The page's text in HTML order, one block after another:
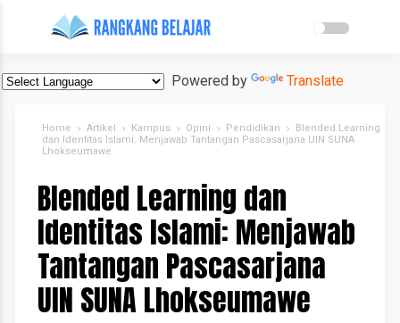
Powered by Translate
Home Artikel Kampus Opini Pendidikan
Blended Learning
dan Identitas Islami: Menjawab Tantangan Pascasarjana UIN SUNA
Lhokseumawe
Blended Learning dan
Identitas Islami: Menjawab
Tantangan Pascasarjana
UIN SUNA Lhokseumawe